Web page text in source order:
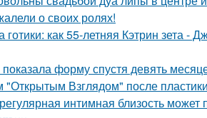
о своих ролях!
как 55-летняя Кэтрин зета -
форму спустя девять
"Открытым Взглядом" после
интимная близость может